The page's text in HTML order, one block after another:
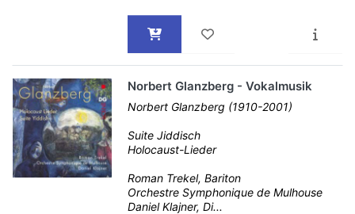
Norbert Glanzberg - Vokalmusik
Norbert Glanzberg (1910-2001)
Suite Jiddisch
Holocaust-Lieder
Roman Trekel, Bariton
Orchestre Symphonique de Mulhouse
Daniel Klajner, Di...